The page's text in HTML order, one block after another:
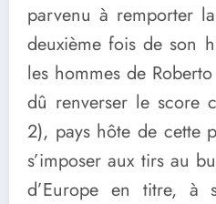
parvenu à remporter
deuxième fois de son
les hommes de
dû renverser le score
2), pays hôte de cette
s’imposer aux tirs au
d’Europe en titre, à